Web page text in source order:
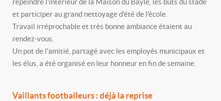
repeindre l'intérieur de la Maison du Bayle, les buts du stade
et participer au grand nettoyage d'été de l'école.
Travail irréprochable et très bonne ambiance étaient au
rendez-vous.
Un pot de l'amitié, partagé avec les employés municipaux et
les élus, a été organisé en leur honneur en fin de semaine.
Vaillants footballeurs : déjà la reprise